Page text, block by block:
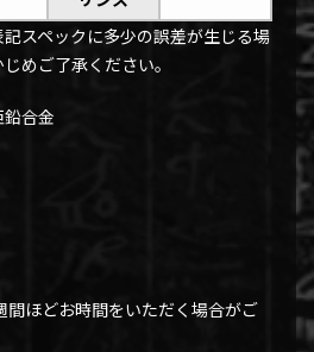
スペックに多少の誤差が生じる場
めご了承ください。
合金
間ほどお時間をいただく場合がご